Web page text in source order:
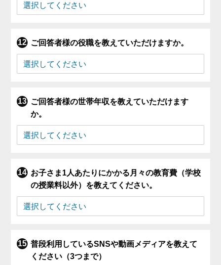
ご回答者様の役職を教えていただけますか。
ご回答者様の世帯年収を教えていただけます
か。
お子さま1人あたりにかかる月々の教育費（学校
の授業料以外）を教えてください。
普段利用しているSNSや動画メディアを教えて
ください（3つまで）